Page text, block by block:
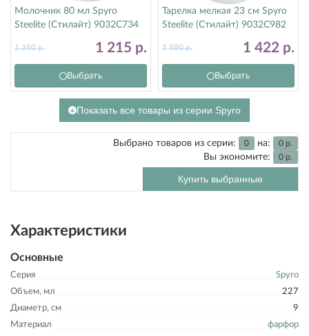
Молочник 80 мл Spyro
Steelite (Стилайт) 9032C734
1 215 р.
1 350р.
Выбрать
Тарелка мелкая 23 см Spyro
Steelite (Стилайт) 9032C982
1 422 р.
1 580р.
Выбрать
Показать все товары из серии Spyro
Выбрано товаров из серии: 0 на: 0 р.
Вы экономите: 0 р.
Купить выбранные
Характеристики
Основные
Серия
Spyro
Объем, мл
227
Диаметр, см
9
Материал
фарфор